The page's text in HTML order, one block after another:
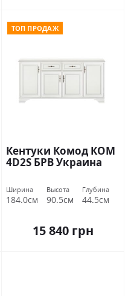
ТОП ПРОДАЖ
Кентуки Комод КОМ
4D2S БРВ Украина
Ширина
184.0см
Высота
90.5см
Глубина
44.5см
15 840 грн